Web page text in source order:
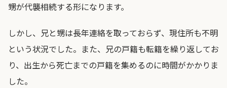
甥が代襲相続する形になります。
しかし、兄と甥は長年連絡を取っておらず、現住所も不明
という状況でした。また、兄の戸籍も転籍を繰り返してお
り、出生から死亡までの戸籍を集めるのに時間がかかりま
した。